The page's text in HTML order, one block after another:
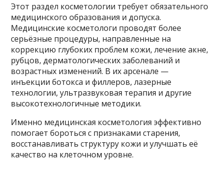
Этот раздел косметологии требует обязательного
медицинского образования и допуска.
Медицинские косметологи проводят более
серьёзные процедуры, направленные на
коррекцию глубоких проблем кожи, лечение акне,
рубцов, дерматологических заболеваний и
возрастных изменений. В их арсенале —
инъекции ботокса и филлеров, лазерные
технологии, ультразвуковая терапия и другие
высокотехнологичные методики.
Именно медицинская косметология эффективно
помогает бороться с признаками старения,
восстанавливать структуру кожи и улучшать её
качество на клеточном уровне.